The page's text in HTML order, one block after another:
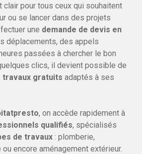
clair pour tous ceux qui souhaitent
ou se lancer dans des projets
une demande de devis en
déplacements, des appels
passées à chercher le bon
clics, il devient possible de
travaux gratuits adaptés à ses
, on accède rapidement à
qualifiés, spécialisés
de travaux : plomberie,
encore aménagement extérieur.